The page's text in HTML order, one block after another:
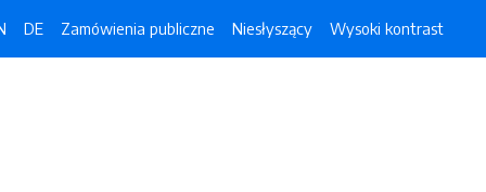
DE Zamówienia publiczne Niesłyszący Wysoki kontrast